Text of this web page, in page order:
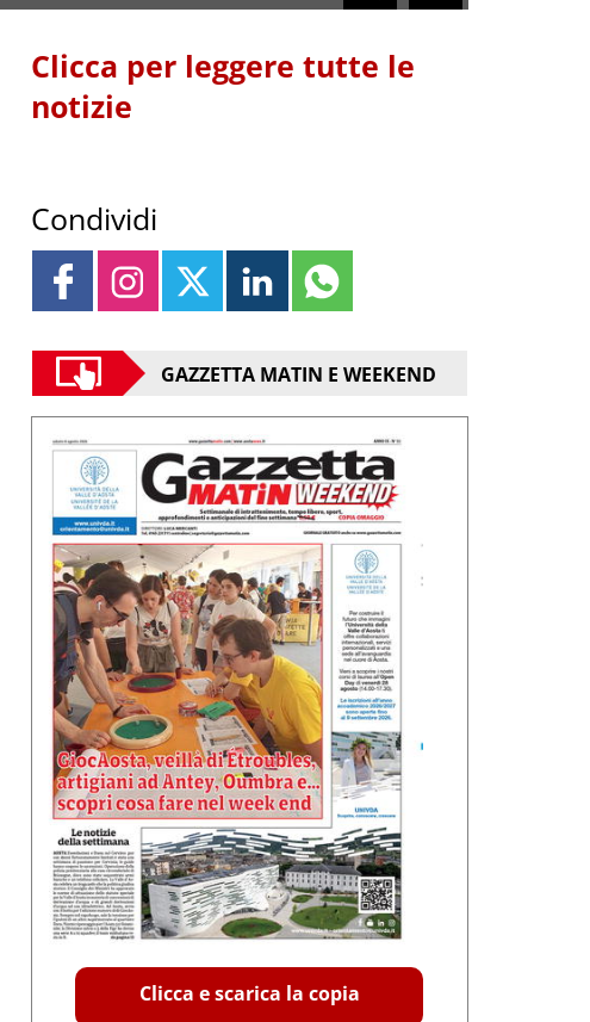
Clicca per leggere tutte le
notizie
Condividi
GAZZETTA MATIN E WEEKEND
Clicca e scarica la copia